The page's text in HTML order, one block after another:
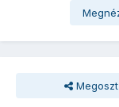
Megoszt